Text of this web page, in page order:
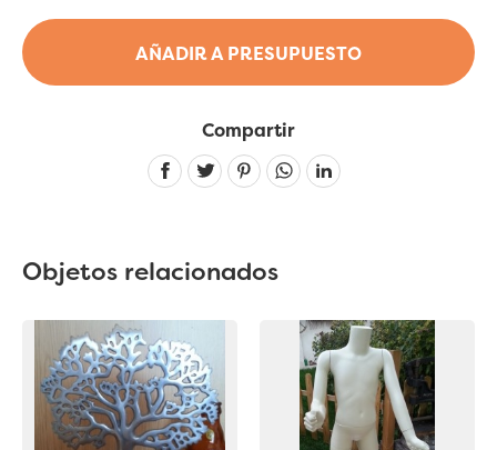
AÑADIR A PRESUPUESTO
Compartir
Linkedin
Objetos relacionados